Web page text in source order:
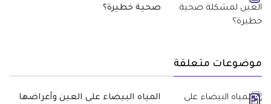
صحية خطيرة؟
موضوعات متعلقة
المياه البيضاء على العين وأعراضها